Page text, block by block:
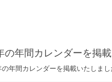
の年間カレンダーを掲載
年間カレンダーを掲載いたしま